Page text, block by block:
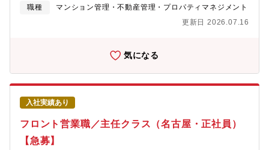
認作業（時期による）・入居者からのクレーム対応やトラブル対
2回程度あります・窓口に来所できない入居者宅に訪問し、申請書
祝を含む※当番制) ※基本的には電話対応が多いです・簡易的な
修繕などの対応 知識が無くてもできるものになります。（例：
電気交換、給湯器の使い方、ロックの解除など） 状況を確認
し、正しく業者や部門へ報告することがメインになります。▼そ
の他 実際は、月に1～3回当番が回ってきます。当番日は、会社
携帯を持ち帰り、何か緊急連絡等あった場合の対応を行います。
（実際昨年の対応実績は、2回程度/年）▼先輩社員のコメント
業界未経験の方でも活躍できるお仕事です。 日々、入居者の方
が安心して暮らしてもらえるよう、笑顔でお話しすることを心掛
職種
マンション管理・不動産管理・プロパティマネジメント
更新日 2026.07.16
気になる
入社実績あり
フロント営業職／主任クラス（名古屋・正社員）
【急募】